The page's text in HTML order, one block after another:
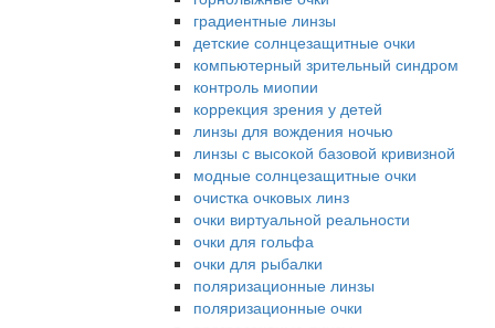
градиентные линзы
детские солнцезащитные очки
компьютерный зрительный синдром
контроль миопии
коррекция зрения у детей
линзы для вождения ночью
линзы с высокой базовой кривизной
модные солнцезащитные очки
очистка очковых линз
очки виртуальной реальности
очки для гольфа
очки для рыбалки
поляризационные линзы
поляризационные очки